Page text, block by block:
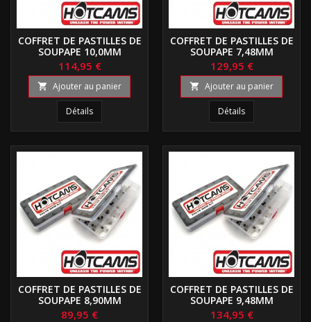
COFFRET DE PASTILLES DE
SOUPAPE 10,0MM
114,95 €
 Ajouter au panier
Détails
COFFRET DE PASTILLES DE
SOUPAPE 7,48MM
129,95 €
 Ajouter au panier
Détails
COFFRET DE PASTILLES DE
SOUPAPE 8,90MM
89,95 €
COFFRET DE PASTILLES DE
SOUPAPE 9,48MM
134,95 €